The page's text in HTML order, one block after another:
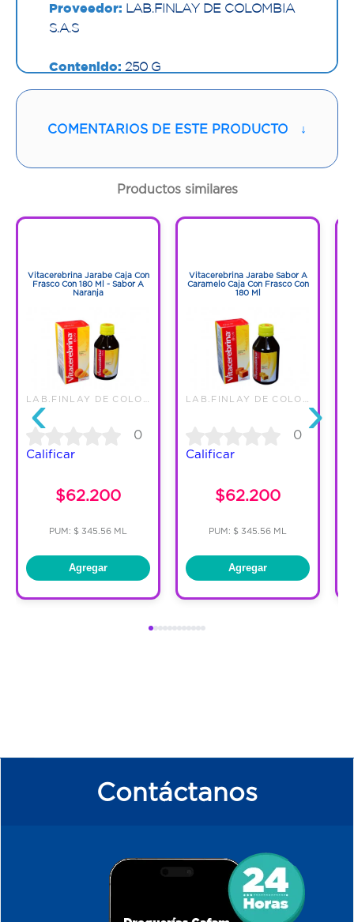
Proveedor: LAB.FINLAY DE COLOMBIA
S.A.S
Contenido: 250 G
COMENTARIOS DE ESTE PRODUCTO ↓
Productos similares
‹
Vitacerebrina Jarabe Caja Con
Frasco Con 180 Ml - Sabor A
Naranja
0
Calificar
$62.200
PUM: $ 345.56 ML
Agregar
Vitacerebrina Jarabe Sabor A
Caramelo Caja Con Frasco Con
180 Ml
0
Calificar
$62.200
PUM: $ 345.56 ML
Agregar
›
Contáctanos